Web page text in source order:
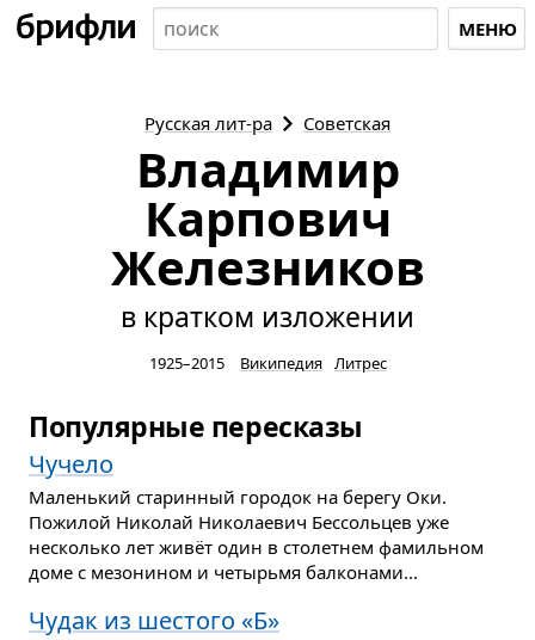
МЕНЮ
Русская лит-ра Советская
Владимир
Карпович
Железников
в кратком изложении
1925–2015 Википедия Литрес
Популярные пересказы
Чучело
Маленький старинный городок на берегу Оки.
Пожилой Николай Николаевич Бессольцев уже
несколько лет живёт один в столетнем фамильном
доме с мезонином и четырьмя балконами...
Чудак из шестого «Б»